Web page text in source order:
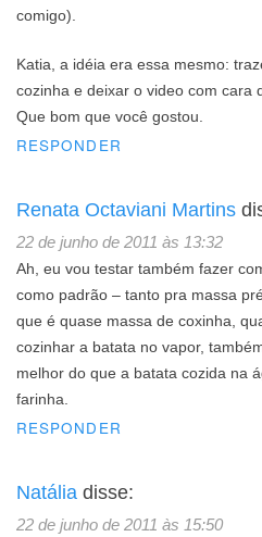
comigo).
Katia, a idéia era essa mesmo:
cozinha e deixar o video com cara
Que bom que você gostou.
RESPONDER
Renata Octaviani Martins
22 de junho de 2011 às 13:32
Ah, eu vou testar também fazer
como padrão – tanto pra massa
que é quase massa de coxinha,
cozinhar a batata no vapor,
melhor do que a batata cozida na
farinha.
RESPONDER
Natália disse:
22 de junho de 2011 às 15:50